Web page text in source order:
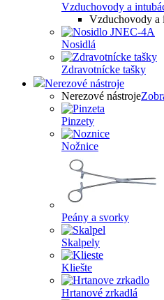
Vzduchovody a
Vzduchovody a
Nosidlá
Zdravotnícke tašky
Nerezové nástroje
Nerezové nástroje
Pinzety
Nožnice
Peány a svorky
Skalpely
Kliešte
Hrtanové zrkadlá